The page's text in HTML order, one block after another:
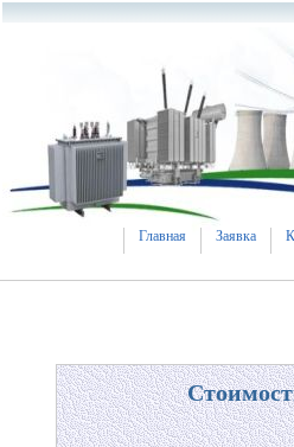
Главная Заявка